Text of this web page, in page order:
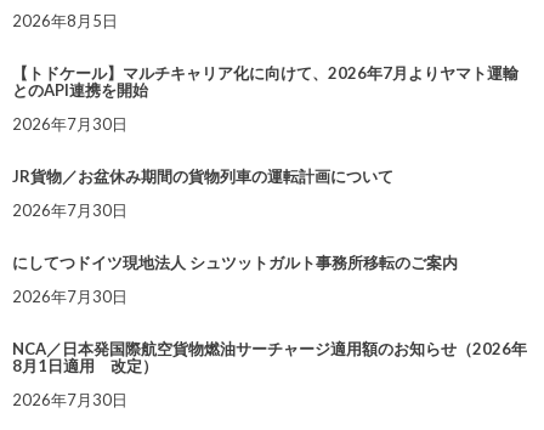
2026年8月5日
【トドケール】マルチキャリア化に向けて、2026年7月よりヤマト運輸
とのAPI連携を開始
2026年7月30日
JR貨物／お盆休み期間の貨物列車の運転計画について
2026年7月30日
にしてつドイツ現地法人 シュツットガルト事務所移転のご案内
2026年7月30日
NCA／日本発国際航空貨物燃油サーチャージ適用額のお知らせ（2026年
8月1日適用 改定）
2026年7月30日